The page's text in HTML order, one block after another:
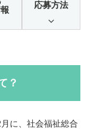
応募方法
？
に、社会福祉総合